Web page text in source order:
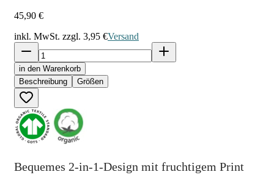
45,90 €
inkl. MwSt. zzgl. 3,95 €Versand
in den Warenkorb
Beschreibung
Größen
Bequemes 2-in-1-Design mit fruchtigem Print